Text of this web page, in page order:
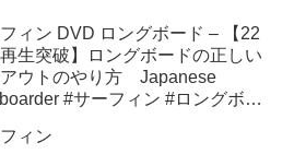
ィン DVD ロングボード – 【22
生突破】ロングボードの正しい
ウトのやり方 Japanese
#サーフィン #ロングボー
ィン